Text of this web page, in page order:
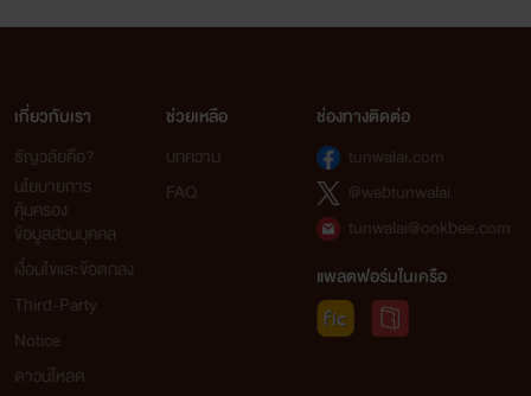
เกี่ยวกับเรา
ธัญวลัยคือ?
นโยบายการ
คุ้มครอง
ข้อมูลส่วนบุคคล
เงื่อนไขและข้อตกลง
Third-Party
Notice
ดาวน์โหลด
ช่วยเหลือ
บทความ
FAQ
ช่องทางติดต่อ
tunwalai.com
@webtunwalai
tunwalai@ookbee.com
แพลตฟอร์มในเครือ